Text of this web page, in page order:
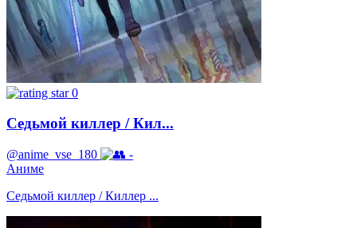
0
Седьмой киллер / Кил...
@anime_vse_180
-
Аниме
Седьмой киллер / Киллер ...